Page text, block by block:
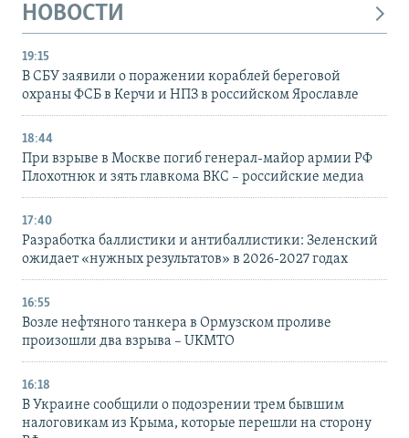
НОВОСТИ
19:15
В СБУ заявили о поражении кораблей береговой
охраны ФСБ в Керчи и НПЗ в российском Ярославле
18:44
При взрыве в Москве погиб генерал-майор армии РФ
Плохотнюк и зять главкома ВКС – российские медиа
17:40
Разработка баллистики и антибаллистики: Зеленский
ожидает «нужных результатов» в 2026-2027 годах
16:55
Возле нефтяного танкера в Ормузском проливе
произошли два взрыва – UKMTO
16:18
В Украине сообщили о подозрении трем бывшим
налоговикам из Крыма, которые перешли на сторону